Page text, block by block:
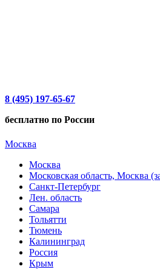
8 (495) 197-65-67
бесплатно по России
Москва
Москва
Московская область, Москва
Санкт-Петербург
Лен. область
Самара
Тольятти
Тюмень
Калининград
Россия
Крым